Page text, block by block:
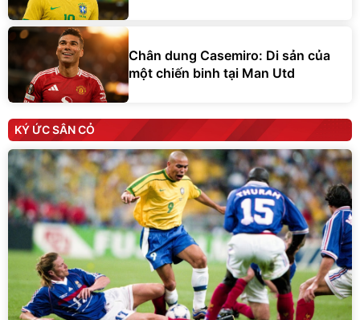
Chân dung Casemiro: Di sản của
một chiến binh tại Man Utd
KÝ ỨC SÂN CỎ